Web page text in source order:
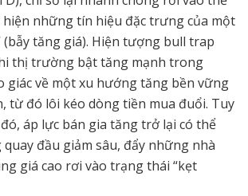
hiện những tín hiệu đặc trưng của một
(bẫy tăng giá). Hiện tượng bull trap
thị trường bật tăng mạnh trong
giác về một xu hướng tăng bền vững
từ đó lôi kéo dòng tiền mua đuổi. Tuy
áp lực bán gia tăng trở lại có thể
đầu giảm sâu, đẩy những nhà
giá cao rơi vào trạng thái “kẹt